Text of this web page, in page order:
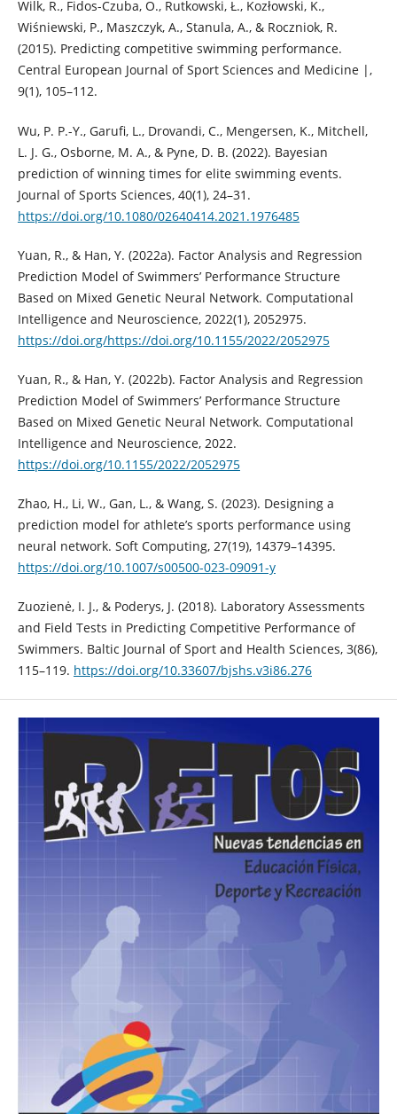
Wilk, R., Fidos-Czuba, O., Rutkowski, Ł., Kozłowski, K.,
Wiśniewski, P., Maszczyk, A., Stanula, A., & Roczniok, R.
(2015). Predicting competitive swimming performance.
Central European Journal of Sport Sciences and Medicine |,
9(1), 105–112.
Wu, P. P.-Y., Garufi, L., Drovandi, C., Mengersen, K., Mitchell,
L. J. G., Osborne, M. A., & Pyne, D. B. (2022). Bayesian
prediction of winning times for elite swimming events.
Journal of Sports Sciences, 40(1), 24–31.
https://doi.org/10.1080/02640414.2021.1976485
Yuan, R., & Han, Y. (2022a). Factor Analysis and Regression
Prediction Model of Swimmers’ Performance Structure
Based on Mixed Genetic Neural Network. Computational
Intelligence and Neuroscience, 2022(1), 2052975.
https://doi.org/https://doi.org/10.1155/2022/2052975
Yuan, R., & Han, Y. (2022b). Factor Analysis and Regression
Prediction Model of Swimmers’ Performance Structure
Based on Mixed Genetic Neural Network. Computational
Intelligence and Neuroscience, 2022.
https://doi.org/10.1155/2022/2052975
Zhao, H., Li, W., Gan, L., & Wang, S. (2023). Designing a
prediction model for athlete’s sports performance using
neural network. Soft Computing, 27(19), 14379–14395.
https://doi.org/10.1007/s00500-023-09091-y
Zuozienė, I. J., & Poderys, J. (2018). Laboratory Assessments
and Field Tests in Predicting Competitive Performance of
Swimmers. Baltic Journal of Sport and Health Sciences, 3(86),
115–119. https://doi.org/10.33607/bjshs.v3i86.276